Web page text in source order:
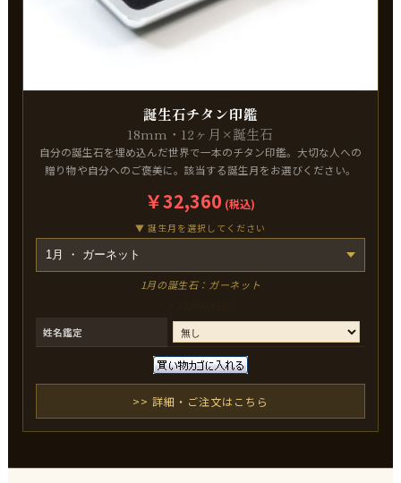
誕生石チタン印鑑
18mm・12ヶ月×誕生石
自分の誕生石を埋め込んだ世界で一本のチタン印鑑。大切な人への
贈り物や自分へのご褒美に。該当する誕生月をお選びください。
￥32,360 (税込)
▼ 誕生月を選択してください
1月の誕生石：ガーネット
姓名鑑定
>> 詳細・ご注文はこちら